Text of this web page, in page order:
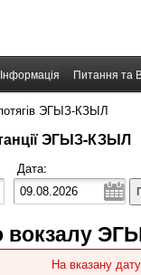
Інформація Питання та
ЭГЫЗ-КЗЫЛ
ЭГЫЗ-КЗЫЛ
Дата:
вокзалу
На вказану